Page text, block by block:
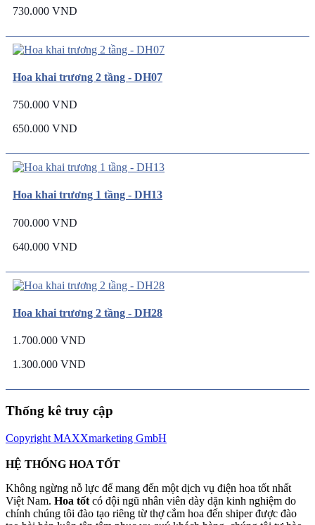
730.000 VND
Hoa khai trương 2 tầng - DH07
750.000 VND
650.000 VND
Hoa khai trương 1 tầng - DH13
700.000 VND
640.000 VND
Hoa khai trương 2 tầng - DH28
1.700.000 VND
1.300.000 VND
Thống kê truy cập
Copyright MAXXmarketing GmbH
HỆ THỐNG HOA TỐT
Không ngừng nỗ lực để mang đến một dịch vụ điện hoa tốt nhất
Việt Nam. Hoa tốt có đội ngũ nhân viên dày dặn kinh nghiệm do
chính chúng tôi đào tạo riêng từ thợ cắm hoa đến shiper được đào